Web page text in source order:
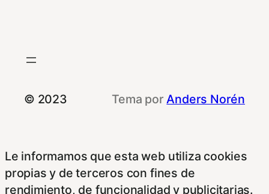
© 2023 Tema porAnders Norén
Le informamos que esta web utiliza cookies
propias y de terceros con fines de
rendimiento, de funcionalidad y publicitarias.